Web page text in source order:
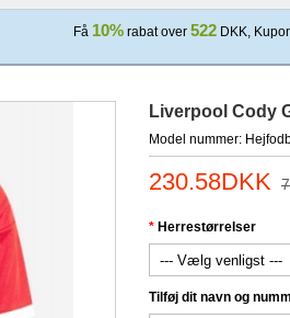
Få 10%rabat over 522DKK,
Liverpool Cody
Model nummer:
230.58DKK
Herrestørrelser
Tilføj dit navn og